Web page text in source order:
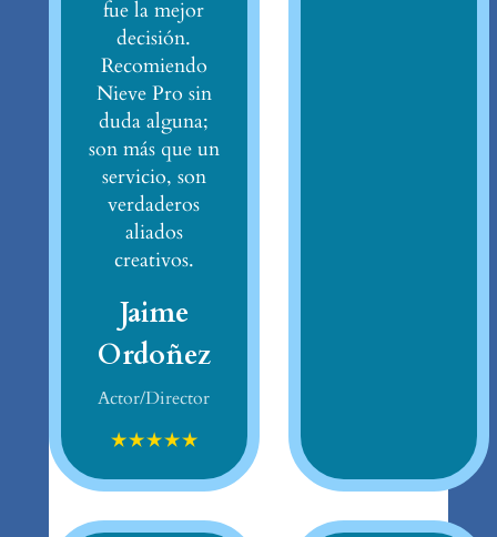
fue la mejor
decisión.
Recomiendo
Nieve Pro sin
duda alguna;
son más que un
servicio, son
verdaderos
aliados
creativos.
Jaime
Ordoñez
Actor/Director
★★★★★